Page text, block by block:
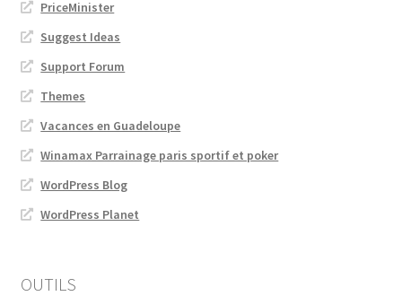
PriceMinister
Suggest Ideas
Support Forum
Themes
Vacances en Guadeloupe
Winamax Parrainage paris sportif et poker
WordPress Blog
WordPress Planet
OUTILS